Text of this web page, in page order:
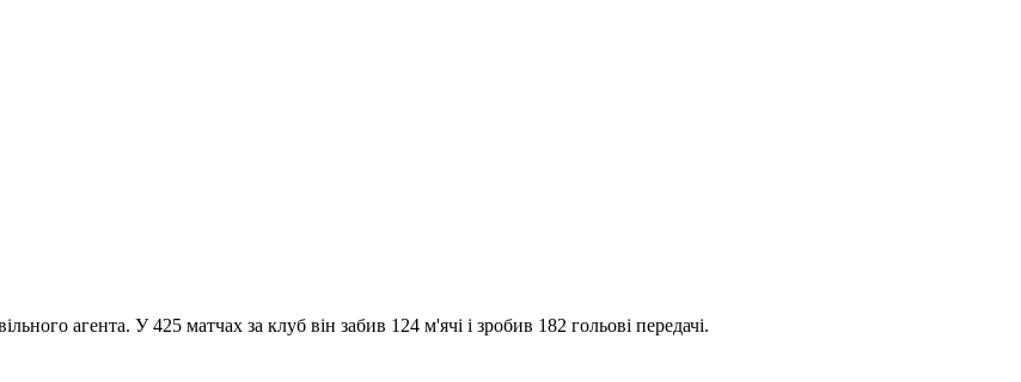
агента. У 425 матчах за клуб він забив 124 м'ячі і зробив 182 гольові передачі.